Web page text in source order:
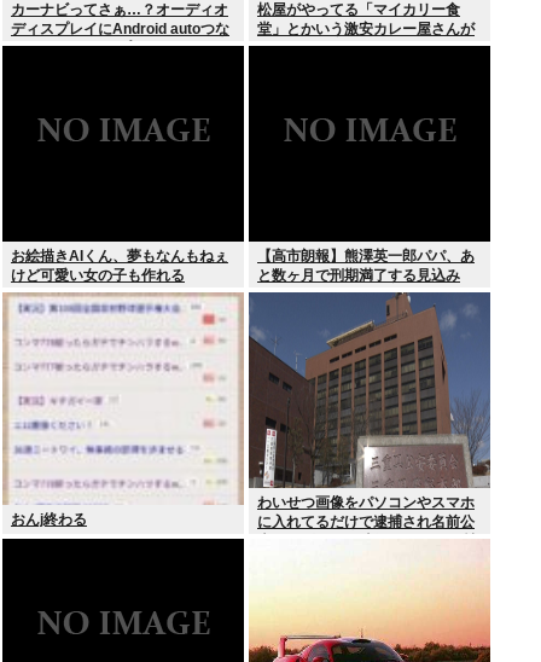
カーナビってさぁ…？オーディオ
ディスプレイにAndroid autoつな
いでGoogleマップとかcocchiとか
松屋がやってる「マイカリー食
堂」とかいう激安カレー屋さんが
こちらwww
お絵描きAIくん、夢もなんもねぇ
けど可愛い女の子も作れる
【高市朗報】熊澤英一郎パパ、あ
と数ヶ月で刑期満了する見込み
おんj終わる
わいせつ画像をパソコンやスマホ
に入れてるだけで逮捕され名前公
表、クビになる時代 アメリカの情